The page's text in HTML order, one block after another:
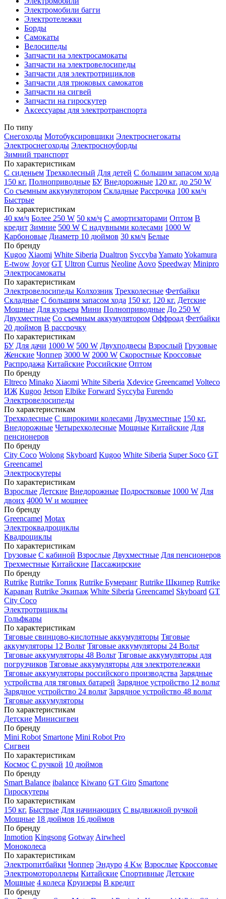
Электромобили багги
Электротележки
Борды
Самокаты
Велосипеды
Запчасти на электросамокаты
Запчасти на электровелосипеды
Запчасти для электротрициклов
Запчасти для трюковых самокатов
Запчасти на сигвей
Запчасти на гироскутер
Аксессуары для электротранспорта
По типу
Снегоходы Мотобуксировщики Электроснегокаты
Электроснегоходы Электросноуборды
Зимний транспорт
По характеристикам
С сиденьем Трехколесный Для детей С большим запасом хода
150 кг. Полноприводные БУ Внедорожные 120 кг. до 250 W
Со съемным аккумулятором Складные Рассрочка 100 км/ч
Быстрые
По характеристикам
40 км/ч Более 250 W 50 км/ч С амортизаторами Оптом В
кредит Зимние 500 W С надувными колесами 1000 W
Карбоновые Диаметр 10 дюймов 30 км/ч Белые
По бренду
Kugoo Xiaomi White Siberia Dualtron Syccyba YamatoYokamura
E-twow Joyor GT Ultron Currus Neoline Aovo Speedway Minipro
Электросамокаты
По характеристикам
Электровелосипеды Колхозник Трехколесные Фетбайки
Складные С большим запасом хода 150 кг. 120 кг. Детские
Мощные Для курьера Мини Полноприводные До 250 W
Двухместные Со съемным аккумулятором Оффроад Фетбайки
20 дюймов В рассрочку
По характеристикам
БУ Для дачи 1000 W 500 W Двухподвесы Взрослый Грузовые
Женские Чоппер 3000 W 2000 W Скоростные Кроссовые
Распродажа Китайские Российские Оптом
По бренду
Eltreco Minako Xiaomi White Siberia Xdevice Greencamel Volteco
ИЖ Kugoo Jetson Elbike Forward Syccyba Furendo
Электровелосипеды
По характеристикам
Трехколесные С широкими колесами Двухместные 150 кг.
Внедорожные Четырехколесные Мощные Китайские Для
пенсионеров
По бренду
City Coco Wolong Skyboard Kugoo White Siberia Super Soco GT
Greencamel
Электроскутеры
По характеристикам
Взрослые Детские Внедорожные Подростковые 1000 W Для
двоих 4000 W и мощнее
По бренду
Greencamel Motax
Электроквадроциклы
Квадроциклы
По характеристикам
Грузовые С кабиной Взрослые Двухместные Для пенсионеров
Трехместные Китайские Пассажирские
По бренду
Rutrike Rutrike Топик Rutrike Бумеранг Rutrike Шкипер Rutrike
Караван Rutrike Экипаж White Siberia Greencamel Skyboard GT
City Coco
Электротрициклы
Гольфкары
По характеристикам
Тяговые свинцово-кислотные аккумуляторы Тяговые
аккумуляторы 12 Вольт Тяговые аккумуляторы 24 Вольт
Тяговые аккумуляторы 48 Вольт Тяговые аккумуляторы для
погрузчиков Тяговые аккумуляторы для электротележки
Тяговые аккумуляторы российского производства Зарядные
устройства для тяговых батарей Зарядное устройство 12 вольт
Зарядное устройство 24 вольт Зарядное устройство 48 вольт
Тяговые аккумуляторы
По характеристикам
Детские Минисигвеи
По бренду
Mini Robot Smartone Mini Robot Pro
Сигвеи
По характеристикам
Космос С ручкой 10 дюймов
По бренду
Smart Balance ibalance Kiwano GT Giro Smartone
Гироскутеры
По характеристикам
150 кг. Быстрые Для начинающих С выдвижной ручкой
Мощные 18 дюймов 16 дюймов
По бренду
Inmotion Kingsong Gotway Airwheel
Моноколеса
По характеристикам
Электропитбайки Чоппер Эндуро 4 Kw Взрослые Кроссовые
Электромотороллеры Китайские Спортивные Детские
Мощные 4 колеса Круизеры В кредит
По бренду